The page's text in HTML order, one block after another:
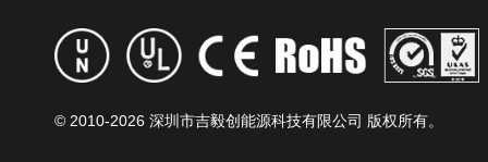
© 2010-2026 深圳市吉毅创能源科技有限公司 版权所有。